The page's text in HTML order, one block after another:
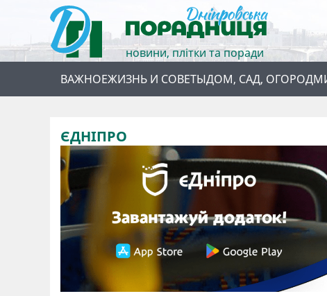
новини, плітки та поради
ВАЖНОЕЖИЗНЬ И СОВЕТЫДОМ, САД, ОГОРОД
ЄДНІПРО